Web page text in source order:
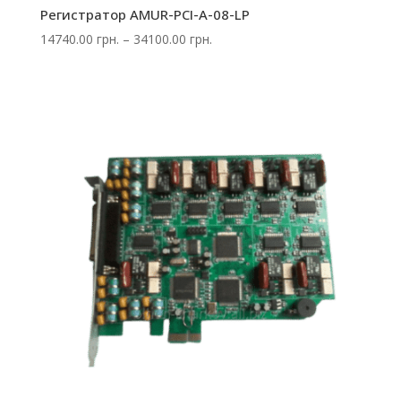
Регистратор AMUR-PCI-A-08-LP
14740.00 грн. – 34100.00 грн.